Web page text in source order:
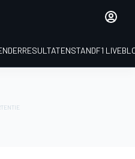
RESULTATENSTANDF1